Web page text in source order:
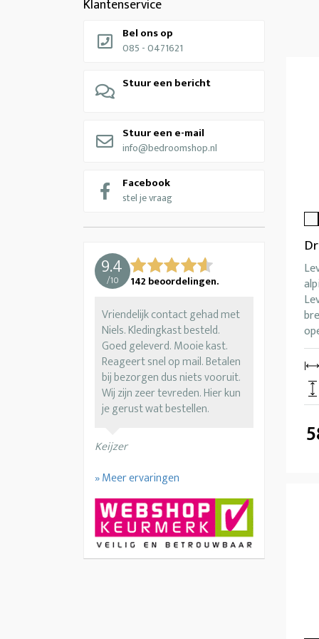
Klantenservice
Bel ons op
085 - 0471621
Stuur een bericht
Stuur een e-mail
info@bedroomshop.nl
Facebook
stel je vraag
9.4
/10 142 beoordelingen.
Vriendelijk contact gehad met
Niels. Kledingkast besteld.
Goed geleverd. Mooie kast.
Reageert snel op mail. Betalen
bij bezorgen dus niets vooruit.
Wij zijn zeer tevreden. Hier kun
je gerust wat bestellen.
Keijzer
» Meer ervaringen